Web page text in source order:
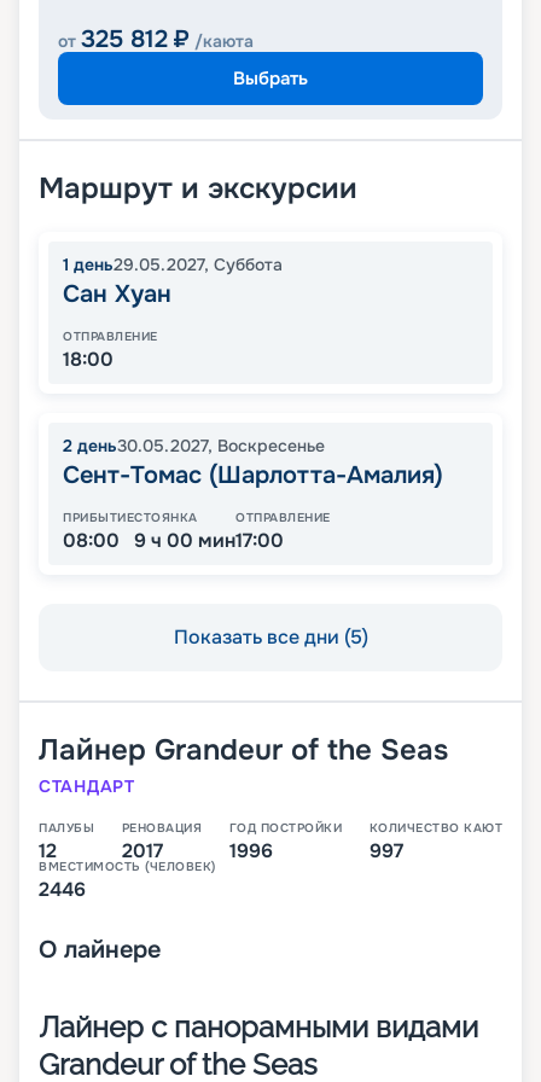
от 325 812 ₽ /каюта
Выбрать
Маршрут и экскурсии
1 день29.05.2027, Суббота
Сан Хуан
ОТПРАВЛЕНИЕ
18:00
2 день30.05.2027, Воскресенье
Сент-Томас (Шарлотта-Амалия)
ПРИБЫТИЕ
08:00
СТОЯНКА
9 ч 00 мин
ОТПРАВЛЕНИЕ
17:00
Показать все дни (5)
Лайнер Grandeur of the Seas
СТАНДАРТ
ПАЛУБЫ
12
РЕНОВАЦИЯ
2017
ГОД ПОСТРОЙКИ
1996
КОЛИЧЕСТВО КАЮТ
997
ВМЕСТИМОСТЬ (ЧЕЛОВЕК)
2446
О лайнере
Лайнер с панорамными видами
Grandeur of the Seas